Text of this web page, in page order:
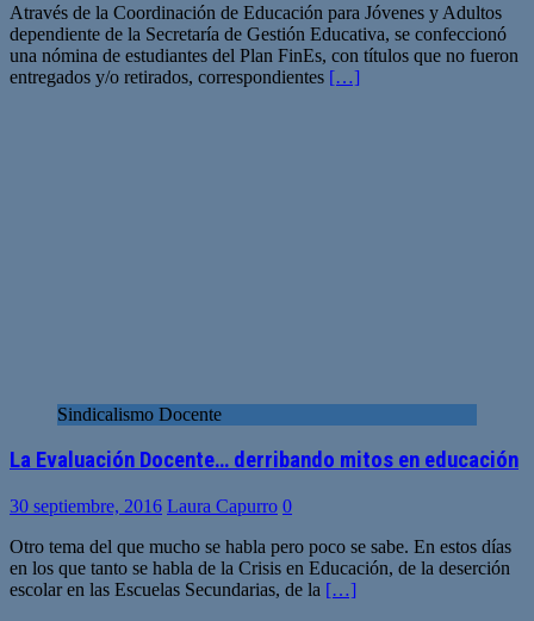
Através de la Coordinación de Educación para Jóvenes y Adultos
dependiente de la Secretaría de Gestión Educativa, se confeccionó
una nómina de estudiantes del Plan FinEs, con títulos que no fueron
entregados y/o retirados, correspondientes […]
Sindicalismo Docente
La Evaluación Docente… derribando mitos en educación
30 septiembre, 2016 Laura Capurro 0
Otro tema del que mucho se habla pero poco se sabe. En estos días
en los que tanto se habla de la Crisis en Educación, de la deserción
escolar en las Escuelas Secundarias, de la […]